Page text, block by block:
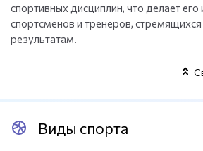
спортивных дисциплин, что делает
спортсменов и тренеров,
результатам.
Виды спорта